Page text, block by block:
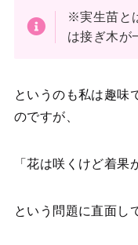
※実生苗と
は接ぎ木が
というのも私は趣味
のですが、
「花は咲くけど着果
という問題に直面し